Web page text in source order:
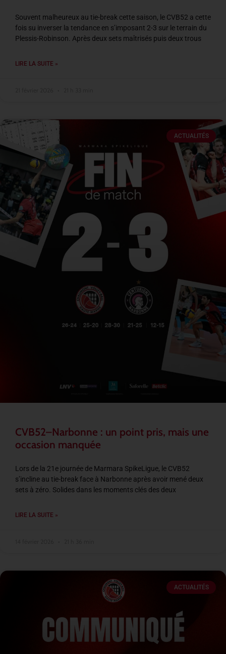
Souvent malheureux au tie-break cette saison, le CVB52 a cette
fois su inverser la tendance en s’imposant 2-3 sur le terrain du
Plessis-Robinson. Après deux sets maîtrisés puis deux trous
LIRE LA SUITE »
ACTUALITÉS
CVB52–Narbonne : un point pris, mais une
occasion manquée
Lors de la 21e journée de Marmara SpikeLigue, le CVB52
s’incline au tie-break face à Narbonne après avoir mené deux
sets à zéro. Solides dans les moments clés des deux
LIRE LA SUITE »
ACTUALITÉS